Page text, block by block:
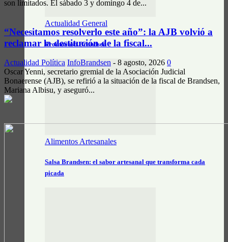
Actualidad General
Prontocash Brandsen
Alimentos Artesanales
Salsa Brandsen: el sabor artesanal que transforma cada
picada
son limitados. El sábado 3 y domingo 4 de...
“Necesitamos resolverlo este año”: la AJB volvió a
reclamar la destitución de la fiscal...
Actualidad Política InfoBrandsen - 8 agosto, 2026 0
Oscar Yenni, secretario gremial de la Asociación Judicial
Bonaerense (AJB), se refirió a la situación de la fiscal de Brandsen,
Mariana Albisu, y aseguró...